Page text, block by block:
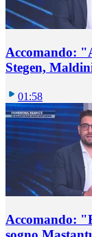
Accomando:
Stegen,
01:58
Accomando: